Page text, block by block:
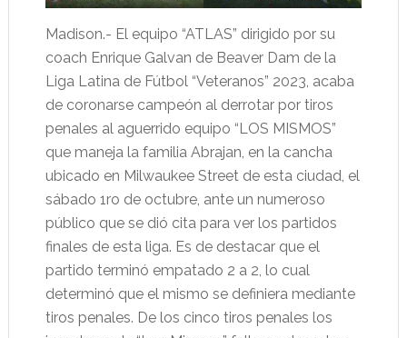
Madison.- El equipo “ATLAS” dirigido por su
coach Enrique Galvan de Beaver Dam de la
Liga Latina de Fútbol “Veteranos” 2023, acaba
de coronarse campeón al derrotar por tiros
penales al aguerrido equipo “LOS MISMOS”
que maneja la familia Abrajan, en la cancha
ubicado en Milwaukee Street de esta ciudad, el
sábado 1ro de octubre, ante un numeroso
público que se dió cita para ver los partidos
finales de esta liga. Es de destacar que el
partido terminó empatado 2 a 2, lo cual
determinó que el mismo se definiera mediante
tiros penales. De los cinco tiros penales los